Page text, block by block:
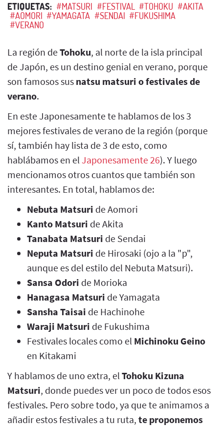
ETIQUETAS: #MATSURI #FESTIVAL #TOHOKU #AKITA
#AOMORI #YAMAGATA #SENDAI #FUKUSHIMA
#VERANO
La región deTohoku, al norte de la isla principal
de Japón, es un destino genial en verano, porque
son famosos sus natsu matsuri o festivales de
verano.
En este Japonesamente te hablamos de los 3
mejores festivales de verano de la región (porque
sí, también hay lista de 3 de esto, como
hablábamos en el Japonesamente 26). Y luego
mencionamos otros cuantos que también son
interesantes. En total, hablamos de:
Nebuta Matsuri de Aomori
Kanto Matsuri de Akita
Tanabata Matsuri de Sendai
Neputa Matsuri de Hirosaki (ojo a la "p",
aunque es del estilo del Nebuta Matsuri).
Sansa Odori de Morioka
Hanagasa Matsuri de Yamagata
Sansha Taisai de Hachinohe
Waraji Matsuri de Fukushima
Festivales locales como el Michinoku Geino
en Kitakami
Y hablamos de uno extra, el Tohoku Kizuna
Matsuri, donde puedes ver un poco de todos esos
festivales. Pero sobre todo, ya que te animamos a
añadir estos festivales a tu ruta, te proponemos